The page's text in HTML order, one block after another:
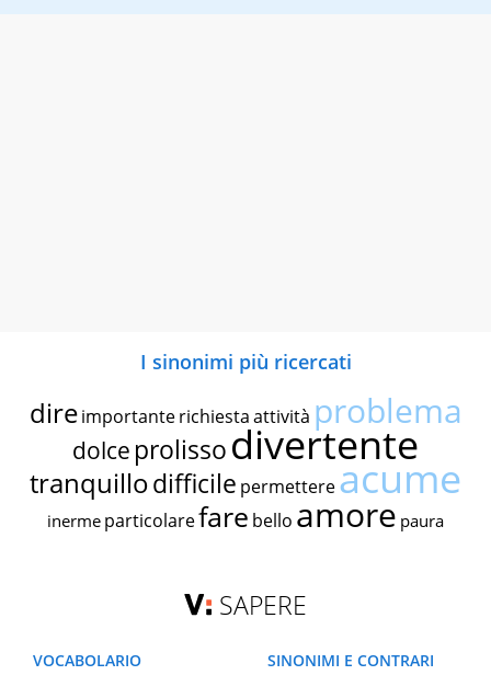
I sinonimi più ricercati
dire importante richiestaattività problema
dolce prolissodivertente
tranquillodifficile permettereacume
inerme particolarefare bello amore paura
SAPERE
VOCABOLARIO
SINONIMI E CONTRARI